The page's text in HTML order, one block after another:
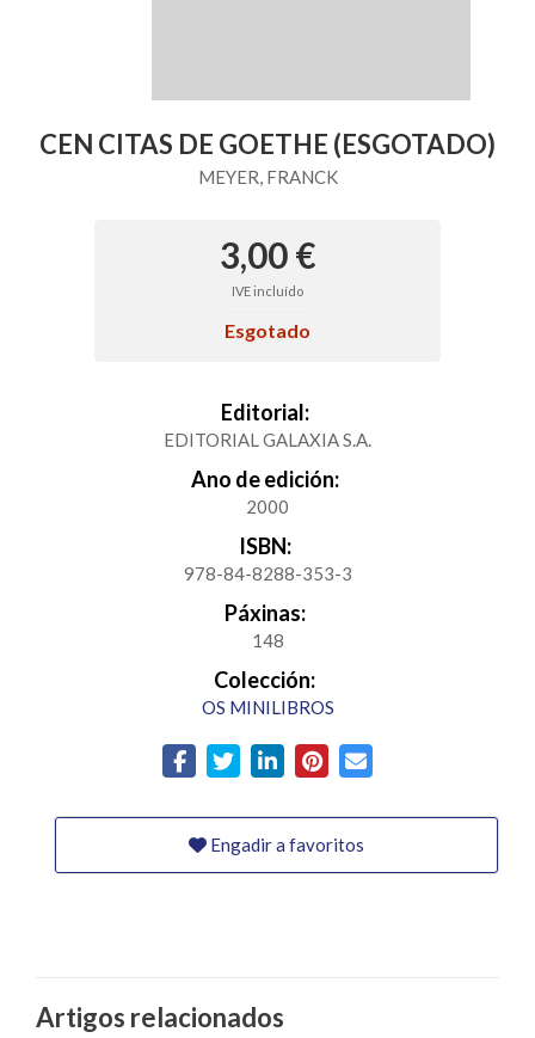
CEN CITAS DE GOETHE (ESGOTADO)
MEYER, FRANCK
3,00 €
IVE incluído
Esgotado
Editorial:
EDITORIAL GALAXIA S.A.
Ano de edición:
2000
ISBN:
978-84-8288-353-3
Páxinas:
148
Colección:
OS MINILIBROS
Engadir a favoritos
Artigos relacionados